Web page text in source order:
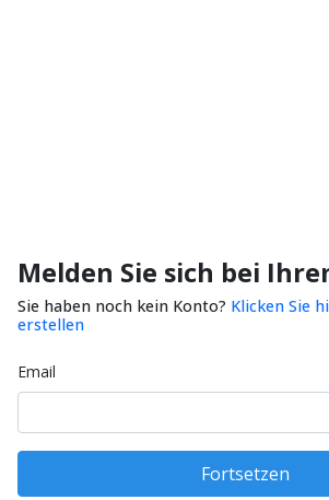
Melden Sie sich bei
Sie haben noch kein Konto? Klicken Sie
erstellen
Email
Fortsetzen